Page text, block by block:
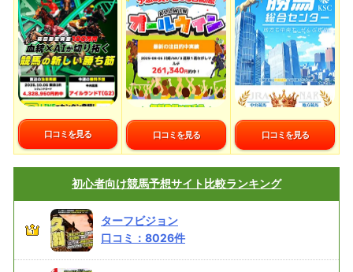
口コミを見る 口コミを見る 口コミを見る
初心者向け競馬予想サイト比較ランキング
ターフビジョン
口コミ： 8026件